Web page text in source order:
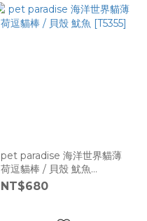
pet paradise 海洋世界貓薄
荷逗貓棒 / 貝殼 魷魚
[T5355]
NT$680